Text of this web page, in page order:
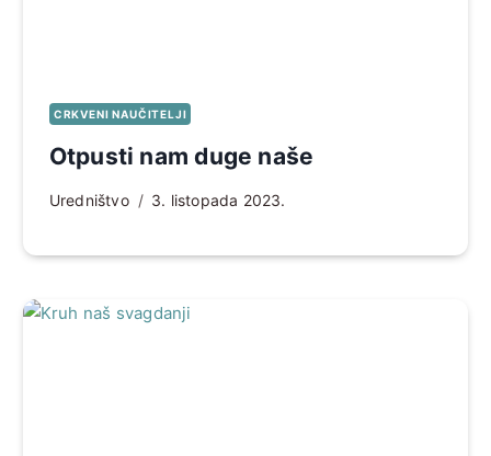
CRKVENI NAUČITELJI
Otpusti nam duge naše
Uredništvo 3. listopada 2023.